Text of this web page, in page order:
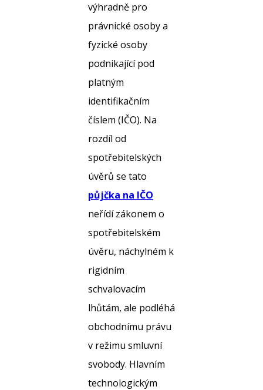
výhradně pro
právnické osoby a
fyzické osoby
podnikající pod
platným
identifikačním
číslem (IČO). Na
rozdíl od
spotřebitelských
úvěrů se tato
půjčka na IČO
neřídí zákonem o
spotřebitelském
úvěru, náchylném k
rigidním
schvalovacím
lhůtám, ale podléhá
obchodnímu právu
v režimu smluvní
svobody. Hlavním
technologickým